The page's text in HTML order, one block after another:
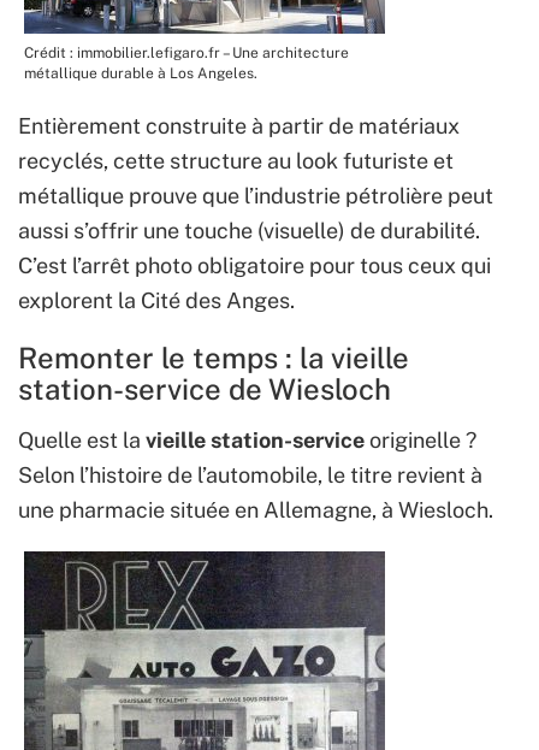
Crédit : immobilier.lefigaro.fr – Une architecture
métallique durable à Los Angeles.
Entièrement construite à partir de matériaux
recyclés, cette structure au look futuriste et
métallique prouve que l’industrie pétrolière peut
aussi s’offrir une touche (visuelle) de durabilité.
C’est l’arrêt photo obligatoire pour tous ceux qui
explorent la Cité des Anges.
Remonter le temps : la vieille
station-service de Wiesloch
Quelle est la vieille station-serviceoriginelle ?
Selon l’histoire de l’automobile, le titre revient à
une pharmacie située en Allemagne, à Wiesloch.